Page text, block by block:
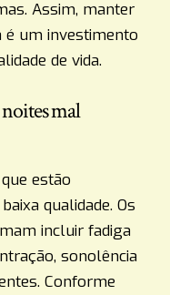
Assim, manter
é um investimento
de vida.
mal
estão
qualidade. Os
incluir fadiga
sonolência
Conforme